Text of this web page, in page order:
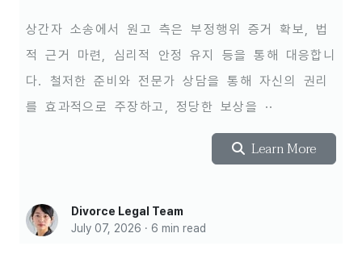
상간자 소송에서 원고 측은 부정행위 증거 확보, 법
적 근거 마련, 심리적 안정 유지 등을 통해 대응합니
다. 철저한 준비와 전문가 상담을 통해 자신의 권리
를 효과적으로 주장하고, 정당한 보상을 ··
Learn More
Divorce Legal Team
July 07, 2026 · 6 min read